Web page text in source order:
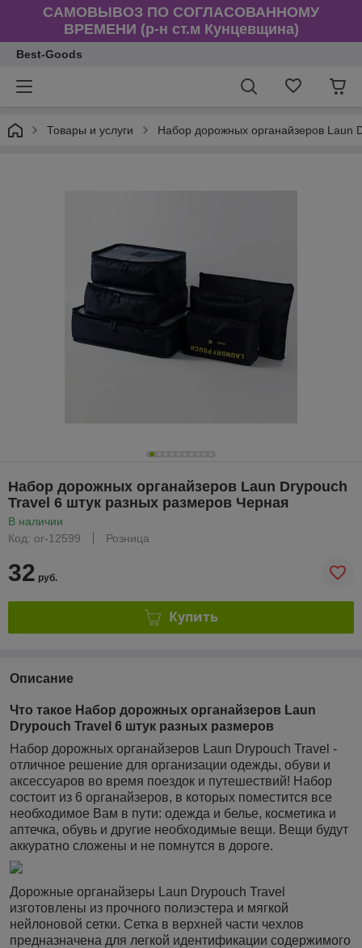
САМОВЫВОЗ ПО СОГЛАСОВАННОМУ
ВРЕМЕНИ (р-н ст.м Кунцевщина)
Best-Goods
Товары и услуги Набор дорожных органайзеров Laun
Набор дорожных органайзеров Laun Drypouch
Travel 6 штук разных размеров Черная
В наличии
Код: or-12599
Розница
32 руб.
Купить
Описание
Что такое Набор дорожных органайзеров Laun
Drypouch Travel 6 штук разных размеров
Набор дорожных органайзеров
Laun Drypouch Travel -
отличное решение для организации одежды, обуви и
аксессуаров во время поездок и путешествий! Набор
состоит из 6 органайзеров, в которых поместится все
необходимое Вам в пути: одежда и белье, косметика и
аптечка, обувь и другие необходимые вещи. Вещи будут
аккуратно сложены и не помнутся в дороге.
Дорожные органайзеры
Laun Drypouch Travel
изготовлены из прочного полиэстера и мягкой
нейлоновой сетки. Сетка в верхней части чехлов
предназначена для легкой идентификации содержимого